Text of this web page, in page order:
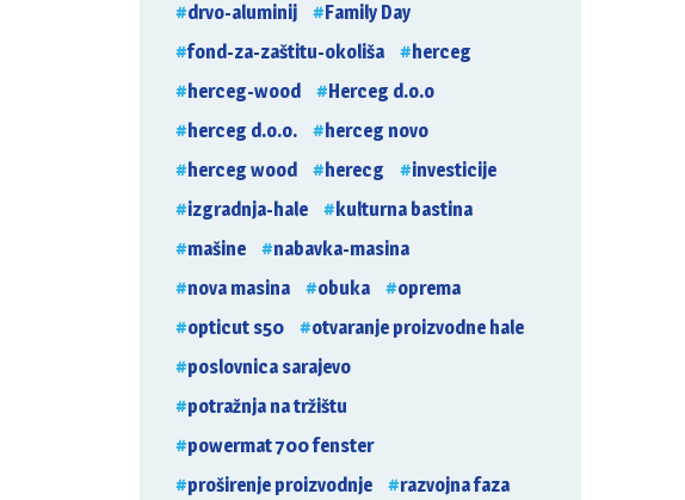
drvo-aluminij
Family Day
fond-za-zaštitu-okoliša
herceg
herceg-wood
Herceg d.o.o
herceg d.o.o.
herceg novo
herceg wood
herecg
investicije
izgradnja-hale
kulturna bastina
mašine
nabavka-masina
nova masina
obuka
oprema
opticut s50
otvaranje proizvodne hale
poslovnica sarajevo
potražnja na tržištu
powermat 700 fenster
proširenje proizvodnje
razvojna faza